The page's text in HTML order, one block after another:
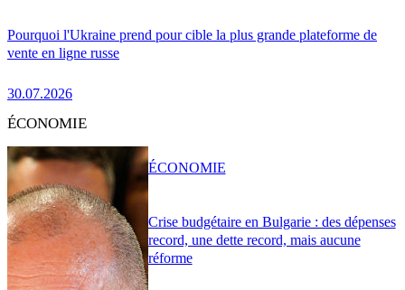
Pourquoi l'Ukraine prend pour cible la plus grande plateforme de
vente en ligne russe
30.07.2026
ÉCONOMIE
Crise budgétaire en Bulgarie : des dépenses
record, une dette record, mais aucune
réforme
ÉCONOMIE